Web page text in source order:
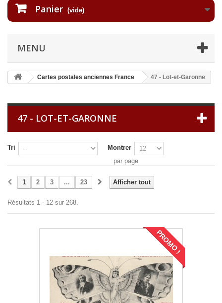
Panier (vide)
MENU
Cartes postales anciennes France 47 - Lot-et-Garonne
47 - LOT-ET-GARONNE
Tri
Montrer
par page
Afficher tout
1 2 3 ... 23
Résultats 1 - 12 sur 268.
PROMO !